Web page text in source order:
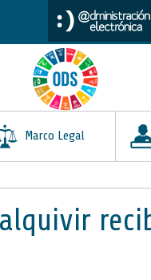
Marco Legal